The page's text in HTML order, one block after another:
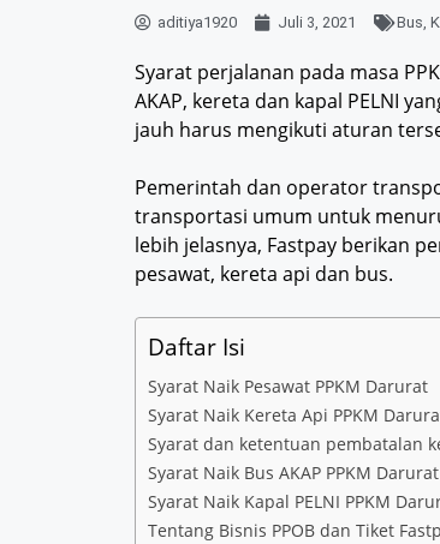
aditiya1920 Juli 3, 2021 Bus,
Syarat perjalanan pada masa
AKAP, kereta dan kapal PELNI
jauh harus mengikuti aturan
Pemerintah dan operator
transportasi umum untuk
lebih jelasnya, Fastpay berikan
pesawat, kereta api dan bus.
Daftar Isi
Syarat Naik Pesawat PPKM Darurat
Syarat Naik Kereta Api PPKM
Syarat dan ketentuan pembatalan
Syarat Naik Bus AKAP PPKM Darurat
Syarat Naik Kapal PELNI PPKM
Tentang Bisnis PPOB dan Tiket